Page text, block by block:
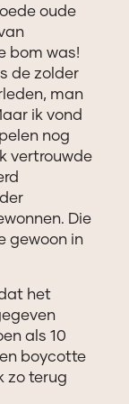
oude
bom was!
de zolder
man
ik vond
nog
vertrouwde
Die
gewoon in
het
als 10
boycotte
zo terug